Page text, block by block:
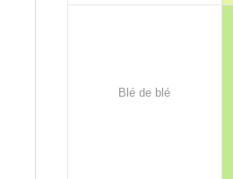
Blé de blé